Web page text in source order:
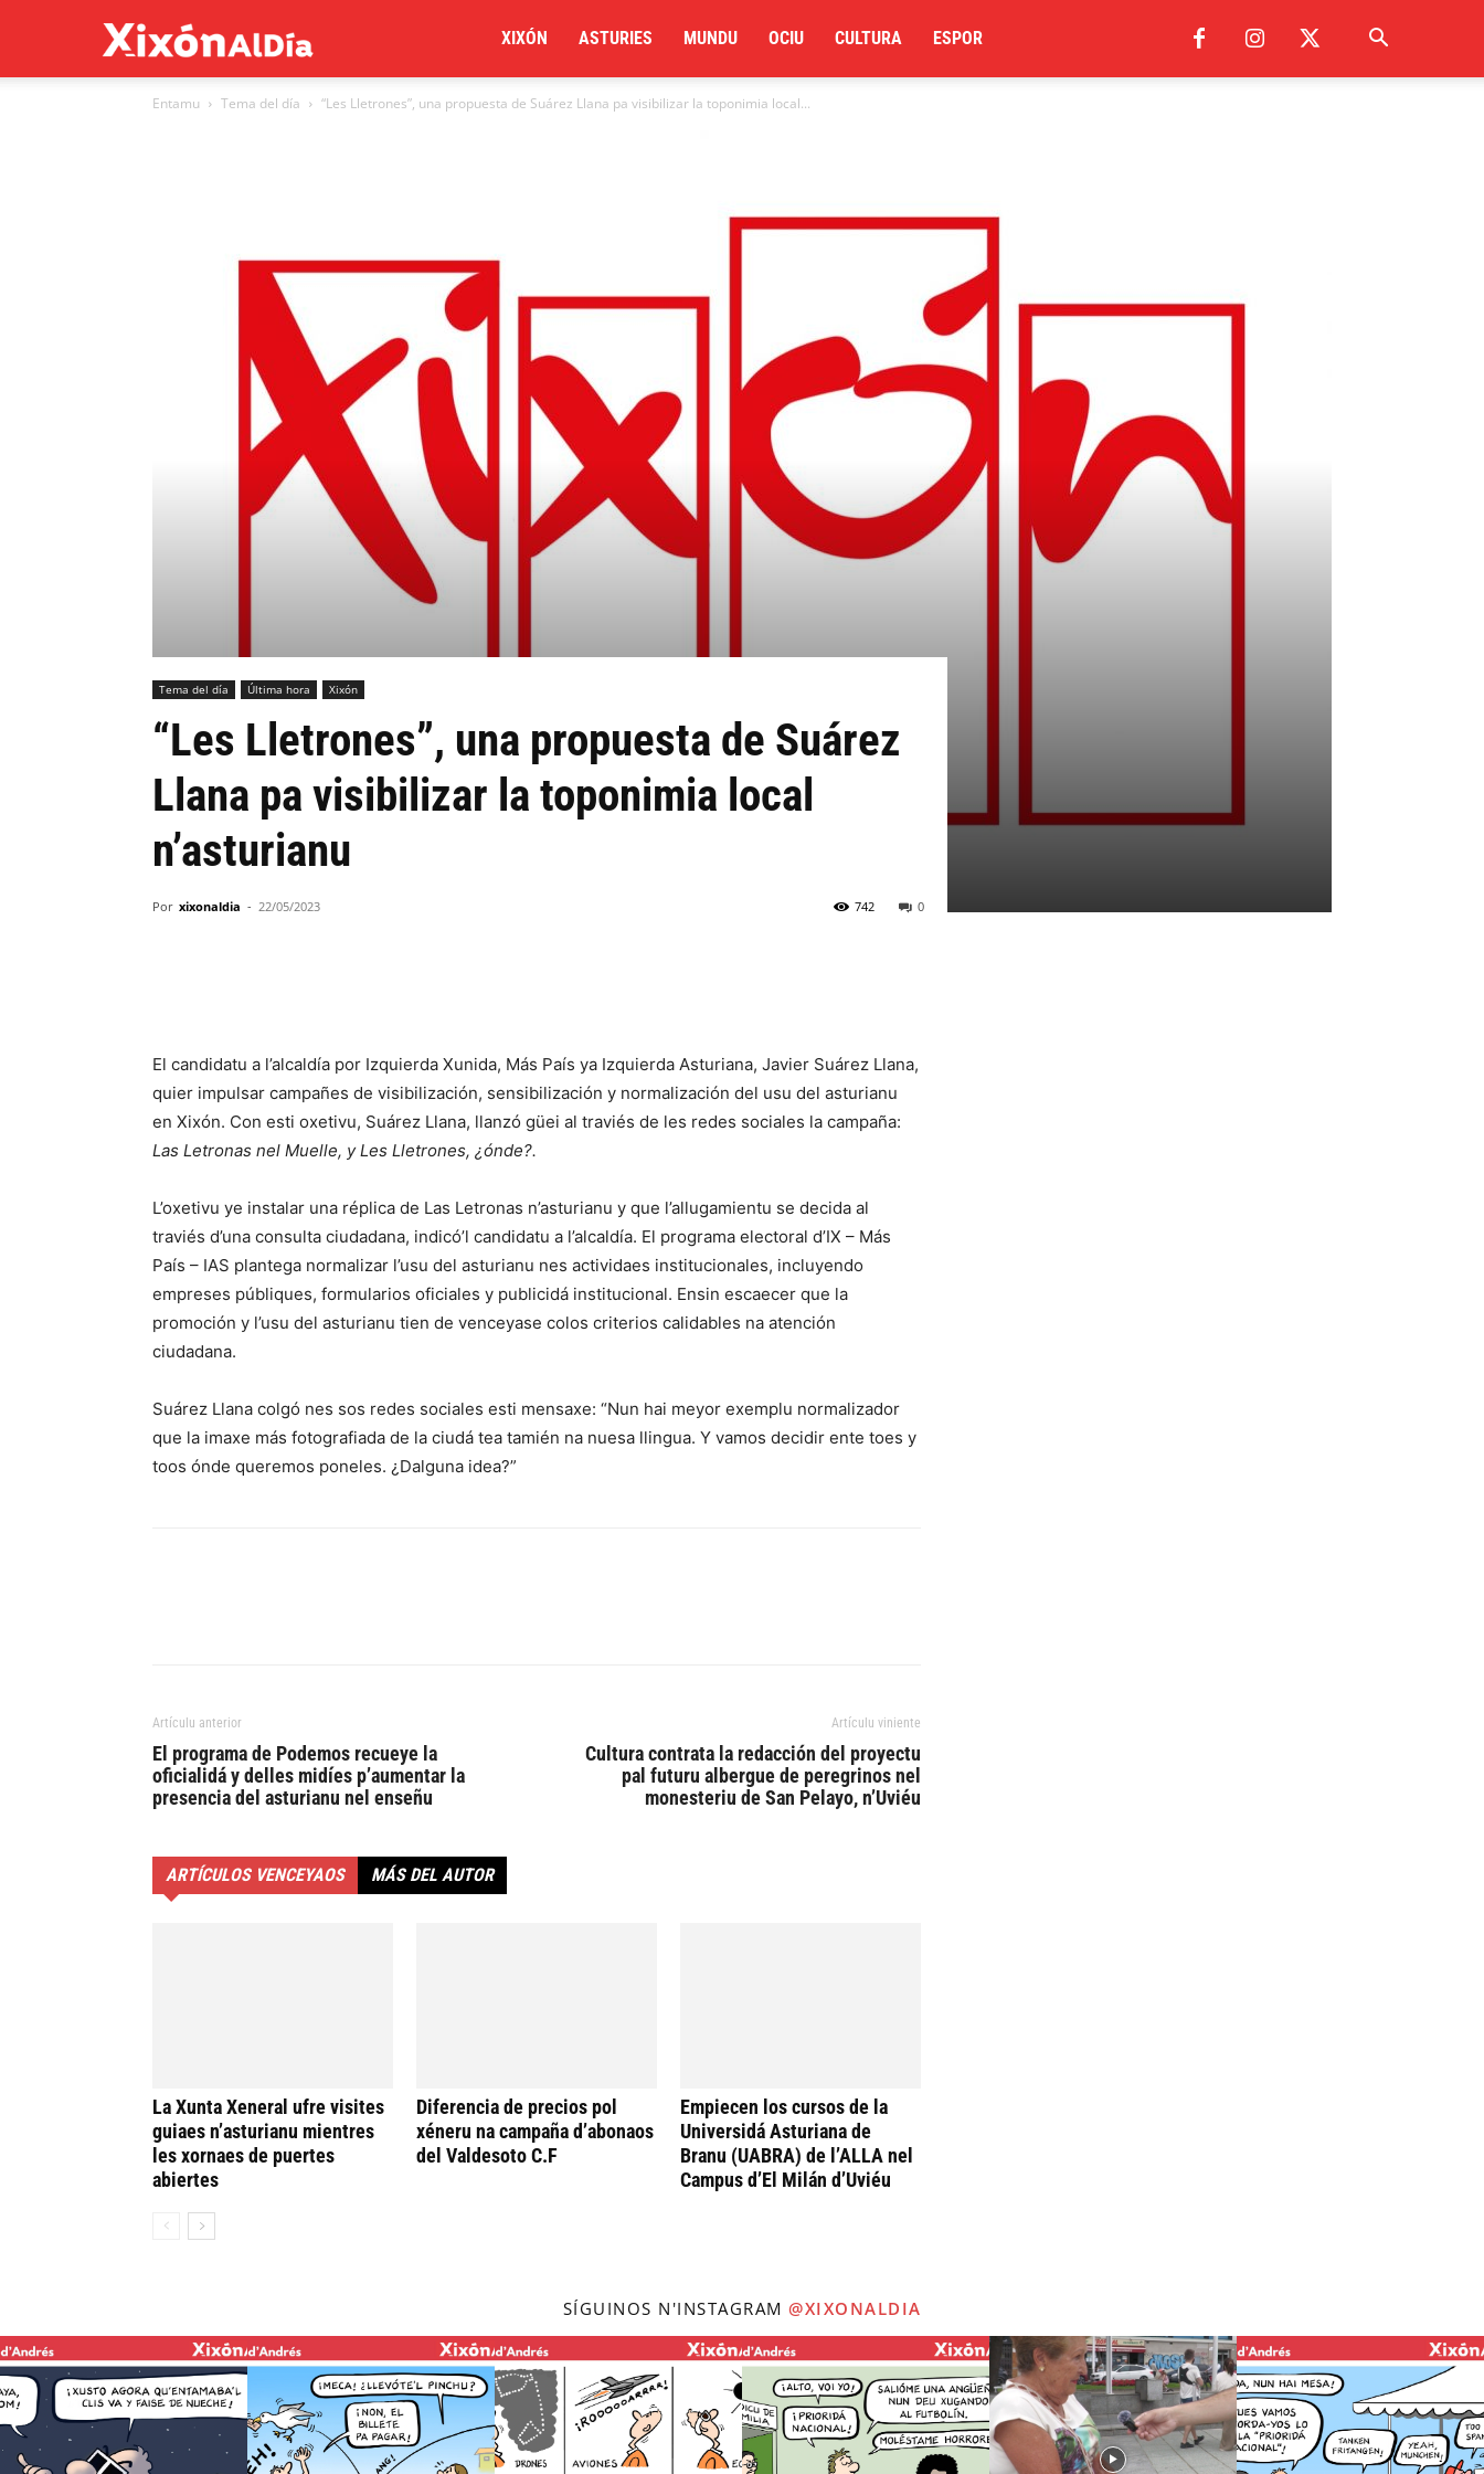
al
XIXÓN ASTURIES MUNDU OCIU CULTURA ESPOR
Entamu Tema del día “Les Lletrones”, una propuesta de Suárez Llana pa visibilizar la toponimia local...
Tema del día Última hora Xixón
“Les Lletrones”, una propuesta de Suárez
Llana pa visibilizar la toponimia local
n’asturianu
Por xixonaldia - 22/05/2023 0
742
El candidatu a l’alcaldía por Izquierda Xunida, Más País ya Izquierda Asturiana, Javier Suárez Llana,
quier impulsar campañes de visibilización, sensibilización y normalización del usu del asturianu
en Xixón. Con esti oxetivu, Suárez Llana, llanzó güei al traviés de les redes sociales la campaña:
Las Letronas nel Muelle, y Les Lletrones, ¿ónde?.
L’oxetivu ye instalar una réplica de Las Letronas n’asturianu y que l’allugamientu se decida al
traviés d’una consulta ciudadana, indicó’l candidatu a l’alcaldía. El programa electoral d’IX – Más
País – IAS plantega normalizar l’usu del asturianu nes actividaes institucionales, incluyendo
empreses públiques, formularios oficiales y publicidá institucional. Ensin escaecer que la
promoción y l’usu del asturianu tien de venceyase colos criterios calidables na atención
ciudadana.
Suárez Llana colgó nes sos redes sociales esti mensaxe: “Nun hai meyor exemplu normalizador
que la imaxe más fotografiada de la ciudá tea tamién na nuesa llingua. Y vamos decidir ente toes y
toos ónde queremos poneles. ¿Dalguna idea?”
Artículu anterior
El programa de Podemos recueye la
oficialidá y delles midíes p’aumentar la
presencia del asturianu nel enseñu
Artículu viniente
Cultura contrata la redacción del proyectu
pal futuru albergue de peregrinos nel
monesteriu de San Pelayo, n’Uviéu
ARTÍCULOS VENCEYAOS MÁS DEL AUTOR
La Xunta Xeneral ufre visites
guiaes n’asturianu mientres
les xornaes de puertes
abiertes
Diferencia de precios pol
xéneru na campaña d’abonaos
del Valdesoto C.F
Empiecen los cursos de la
Universidá Asturiana de
Branu (UABRA) de l’ALLA nel
Campus d’El Milán d’Uviéu
SÍGUINOS N'INSTAGRAM @XIXONALDIA